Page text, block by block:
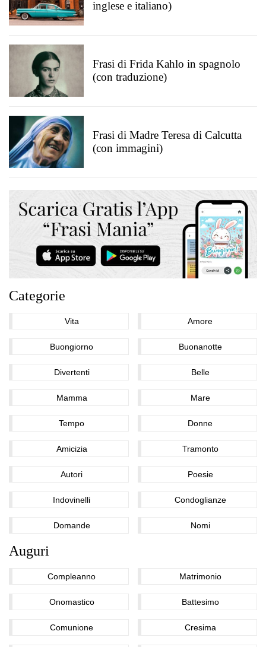
inglese e italiano)
Frasi di Frida Kahlo in spagnolo
(con traduzione)
Frasi di Madre Teresa di Calcutta
(con immagini)
Categorie
Vita Amore
Buongiorno Buonanotte
Divertenti Belle
Mamma Mare
Tempo Donne
Amicizia Tramonto
Autori Poesie
Indovinelli Condoglianze
Domande Nomi
Auguri
Compleanno Matrimonio
Onomastico Battesimo
Comunione Cresima